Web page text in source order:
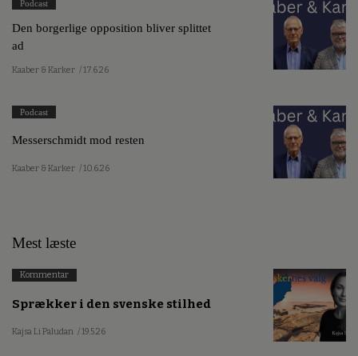
Podcast
Den borgerlige opposition bliver splittet
ad
Kaaber & Karker / 17.6.26
Podcast
Messerschmidt mod resten
Kaaber & Karker / 10.6.26
Mest læste
Kommentar
Sprækker i den svenske stilhed
Kajsa Li Paludan / 19.5.26